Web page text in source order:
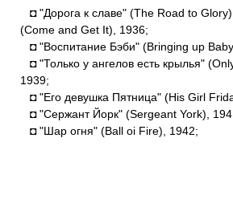
◘ "Дорога к славе" (The Road to
(Come and Get It), 1936;
◘ "Воспитание Бэби" (Bringing up
◘ "Только у ангелов есть крылья"
1939;
◘ "Его девушка Пятница" (His Girl
◘ "Сержант Йорк" (Sergeant York),
◘ "Шар огня" (Ball oi Fire), 1942;